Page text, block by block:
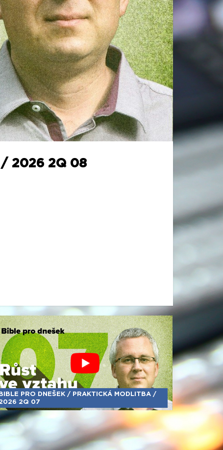
/ 2026 2Q 08
BIBLE PRO DNEŠEK / PRAKTICKÁ MODLITBA /
2Q 07